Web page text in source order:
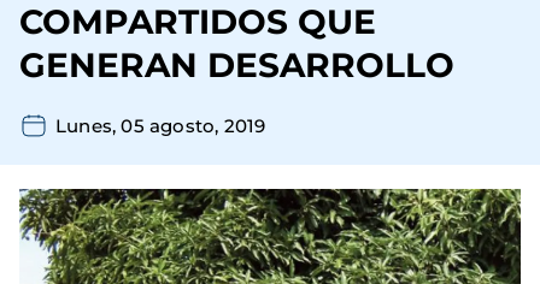
COMPARTIDOS QUE
GENERAN DESARROLLO
Lunes, 05 agosto, 2019